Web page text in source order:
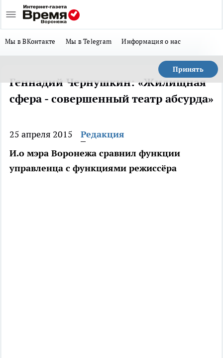
Мы в ВКонтакте Мы в Telegram Информация о нас
Принять
Геннадий Чернушкин: «Жилищная
сфера - совершенный театр абсурда»
25 апреля 2015
Редакция
И.о мэра Воронежа сравнил функции
управленца с функциями режиссёра